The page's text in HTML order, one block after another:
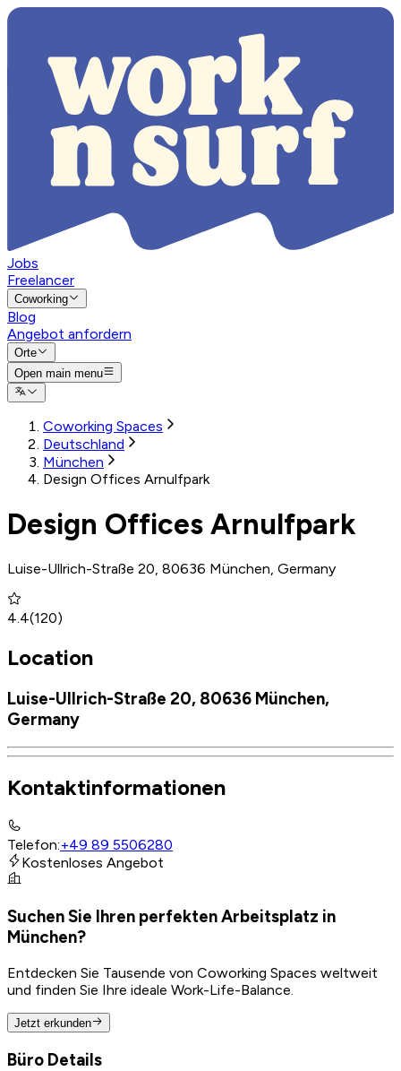
Jobs
Freelancer
Coworking
Blog
Angebot anfordern
Orte
Open main menu
Coworking Spaces
Deutschland
München
Design Offices Arnulfpark
Design Offices Arnulfpark
Luise-Ullrich-Straße 20, 80636 München, Germany
4.4(120)
Location
Luise-Ullrich-Straße 20, 80636 München,
Germany
Kontaktinformationen
Telefon:+49 89 5506280
Kostenloses Angebot
Suchen Sie Ihren perfekten Arbeitsplatz in
München?
Entdecken Sie Tausende von Coworking Spaces weltweit
und finden Sie Ihre ideale Work-Life-Balance.
Jetzt erkunden
Büro Details